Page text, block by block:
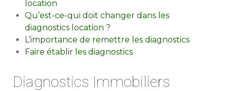
location
Qu’est-ce-qui doit changer dans les
diagnostics location ?
L’importance de remettre les diagnostics
Faire établir les diagnostics
Diagnostics Immobiliers